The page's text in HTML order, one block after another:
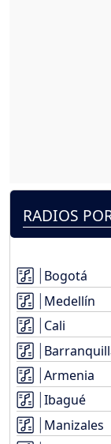
RADIOS
Bogotá
Medellín
Cali
Armenia
Ibagué
Manizales